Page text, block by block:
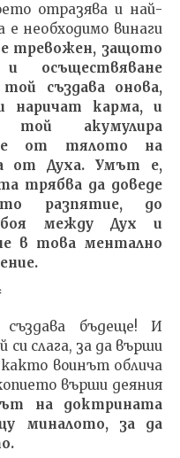
отразява и най-
необходимо винаги
тревожен, защото
осъществяване
създава онова,
наричат карма, и
той акумулира
от тялото на
от Духа. Умът е,
трябва да доведе
разпятие, до
между Дух и
в това ментално
бъдеще! И
слага, за да върши
воинът облича
върши деяния
на доктрината
миналото, за да